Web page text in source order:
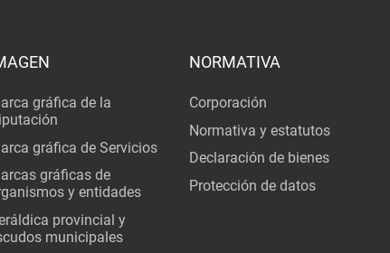
gráfica de la
gráfica de Servicios
gráficas de
y entidades
provincial y
municipales
NORMATIVA
Corporación
Normativa y estatutos
Declaración de bienes
Protección de datos